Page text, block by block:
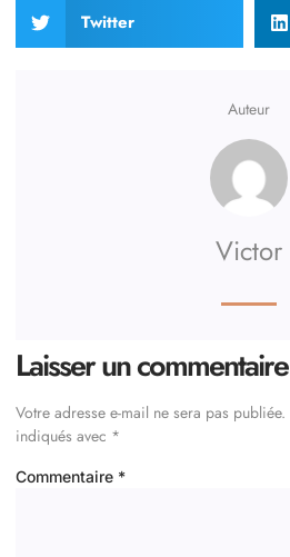
Twitter
Auteur
Victor
Laisser un commentaire
Votre adresse e-mail ne sera pas publiée.
indiqués avec *
Commentaire *